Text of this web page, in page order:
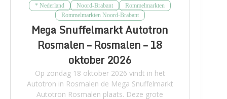
* Nederland Noord-Brabant
Rommelmarkten
Rommelmarkten Noord-Brabant
Mega Snuffelmarkt Autotron
Rosmalen – Rosmalen – 18
oktober 2026
Op zondag 18 oktober 2026 vindt in het
Autotron in Rosmalen de Mega Snuffelmarkt
Autotron Rosmalen plaats. Deze grote